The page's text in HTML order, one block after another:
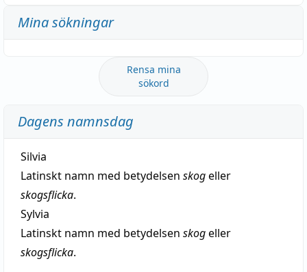
Mina sökningar
Rensa mina
sökord
Dagens namnsdag
Silvia
Latinskt namn med betydelsen skogeller
skogsflicka.
Sylvia
Latinskt namn med betydelsen skogeller
skogsflicka.